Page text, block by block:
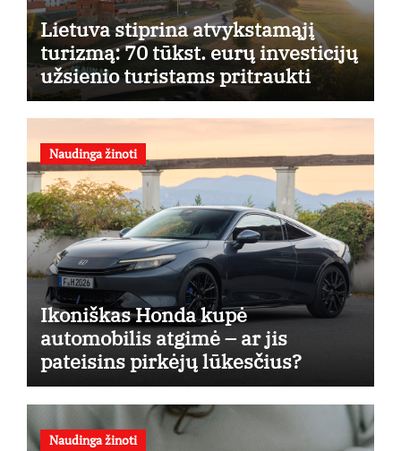
Lietuva stiprina atvykstamąjį
turizmą: 70 tūkst. eurų investicijų
užsienio turistams pritraukti
Naudinga žinoti
Ikoniškas Honda kupė
automobilis atgimė – ar jis
pateisins pirkėjų lūkesčius?
Naudinga žinoti